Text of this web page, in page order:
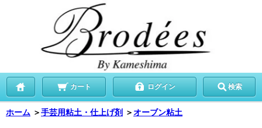
カート ログイン 検索
ホーム ＞手芸用粘土・仕上げ剤 ＞オーブン粘土